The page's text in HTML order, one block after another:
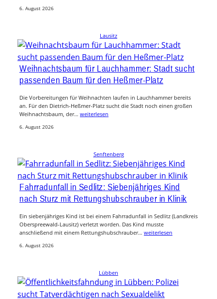
6. August 2026
Lausitz
Weihnachtsbaum für Lauchhammer: Stadt sucht
passenden Baum für den Heßmer-Platz
Die Vorbereitungen für Weihnachten laufen in Lauchhammer bereits
an. Für den Dietrich-Heßmer-Platz sucht die Stadt noch einen großen
Weihnachtsbaum, der… weiterlesen
6. August 2026
Senftenberg
Fahrradunfall in Sedlitz: Siebenjähriges Kind
nach Sturz mit Rettungshubschrauber in Klinik
Ein siebenjähriges Kind ist bei einem Fahrradunfall in Sedlitz (Landkreis
Oberspreewald-Lausitz) verletzt worden. Das Kind musste
anschließend mit einem Rettungshubschrauber… weiterlesen
6. August 2026
Lübben